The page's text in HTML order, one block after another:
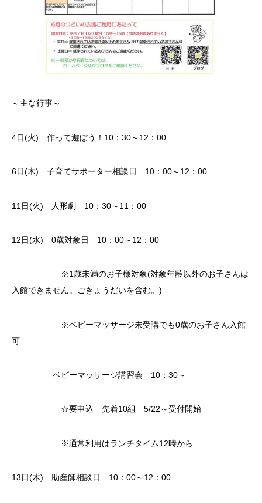
～主な行事～
4日(火) 作って遊ぼう！10：30～12：00
6日(木) 子育てサポーター相談日 10：00～12：00
11日(火) 人形劇 10：30～11：00
12日(水) 0歳対象日 10：00～12：00
※1歳未満のお子様対象(対象年齢以外のお子さんは
入館できません。ごきょうだいを含む。)
※ベビーマッサージ未受講でも0歳のお子さん入館
可
ベビーマッサージ講習会 10：30～
☆要申込 先着10組 5/22～受付開始
※通常利用はランチタイム12時から
13日(木) 助産師相談日 10：00～12：00